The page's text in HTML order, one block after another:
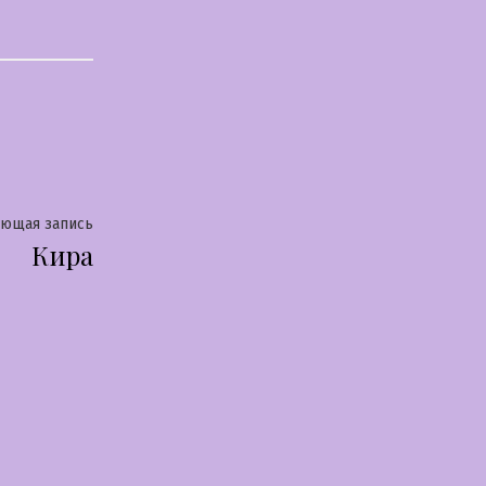
запись
Кира